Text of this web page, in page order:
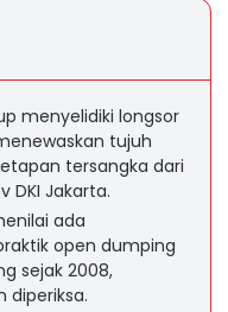
menyelidiki longsor
tujuh
tersangka dari
DKI Jakarta.
ada
open dumping
sejak 2008,
diperiksa.